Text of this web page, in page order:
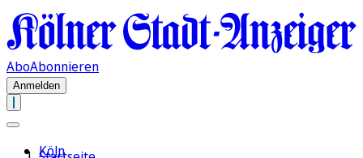
AboAbonnieren
Anmelden
Köln